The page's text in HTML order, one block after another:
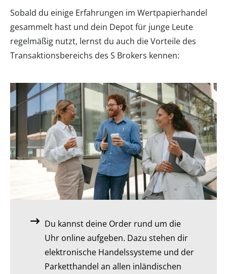
Sobald du einige Erfahrungen im Wertpapierhandel
gesammelt hast und dein Depot für junge Leute
regelmäßig nutzt, lernst du auch die Vorteile des
Transaktionsbereichs des S Brokers kennen:
Du kannst deine Order rund um die
Uhr online aufgeben. Dazu stehen dir
elektronische Handelssysteme und der
Parketthandel an allen inländischen